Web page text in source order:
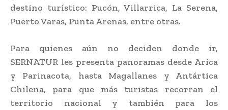
destino turístico: Pucón, Villarrica, La Serena,
Puerto Varas, Punta Arenas, entre otras.
Para quienes aún no deciden donde ir,
SERNATUR les presenta panoramas desde Arica
y Parinacota, hasta Magallanes y Antártica
Chilena, para que más turistas recorran el
territorio nacional y también para los